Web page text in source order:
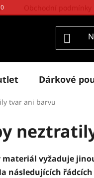
Dárkové
tvar ani barvu
vyžaduje
následujících